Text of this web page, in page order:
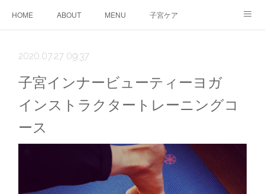
HOME ABOUT MENU 子宮ケア
2020.07.27 09:37
子宮インナービューティーヨガ
インストラクタートレーニングコ
ース